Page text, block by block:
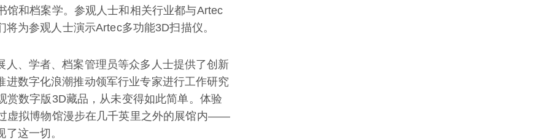
馆和档案学。参观人士和相关行业都与Artec
将为参观人士演示Artec多功能3D扫描仪。
、学者、档案管理员等众多人士提供了创新
数字化浪潮推动领军行业专家进行工作研究
数字版3D藏品，从未变得如此简单。体验
虚拟博物馆漫步在几千英里之外的展馆内——
这一切。